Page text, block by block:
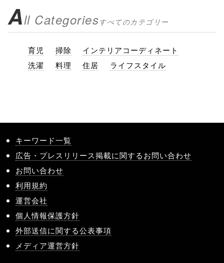
All Categoriesすべてのカテゴリー
育児 掃除
インテリアコーディネート
洗濯
料理 住居 ライフスタイル
キーワード一覧
広告・プレスリリース掲載に関するお問い合わせ
お問い合わせ
利用規約
運営会社
個人情報保護方針
外部送信に関する公表事項
メディア運営方針